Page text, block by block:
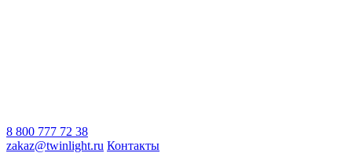
8 800 777 72 38
zakaz@twinlight.ru Контакты